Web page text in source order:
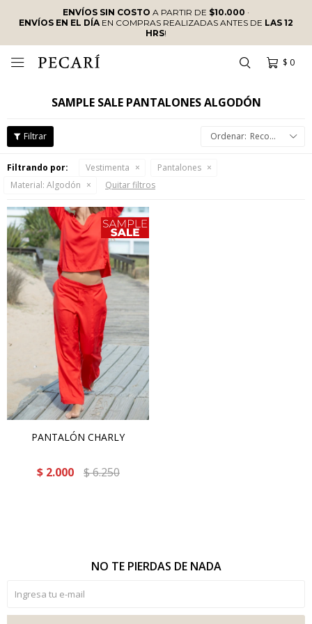
ENVÍOS SIN COSTO A PARTIR DE $10.000 ·
ENVÍOS EN EL DÍAEN COMPRAS REALIZADAS ANTES DE LAS 12
HRS!
$ 0

SAMPLE SALE PANTALONES ALGODÓN
Recomendados
Filtrando por: Vestimenta
Pantalones
Material: Algodón Quitar filtros
PANTALÓN CHARLY
$ 2.000 $6.250
NO TE PIERDAS DE NADA